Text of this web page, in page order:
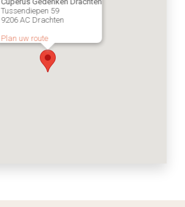
Tussendiepen 59
9206 AC Drachten
Plan uw route